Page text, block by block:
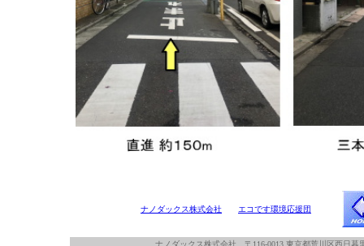
ナノダックス株式会社 エコです環境応援団
ナノダックス株式会社 〒116-0013 東京都荒川区西日